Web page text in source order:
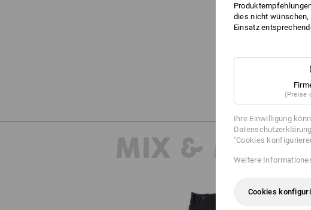
MIX &
dies nicht wünschen,
Einsatz
(Preise
Ihre Einwilligung
"Cookies
Weitere
Cookies